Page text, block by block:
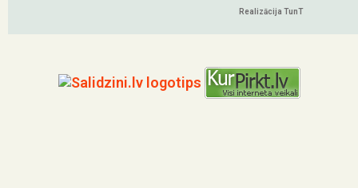
Realizācija TunT